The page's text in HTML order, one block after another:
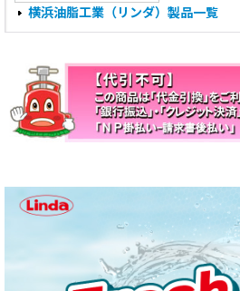
横浜油脂工業（リンダ）製品一覧